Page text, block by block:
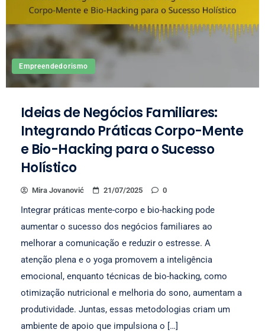
Empreendedorismo
Ideias de Negócios Familiares:
Integrando Práticas Corpo-Mente
e Bio-Hacking para o Sucesso
Holístico
Mira Jovanović 21/07/2025 0
Integrar práticas mente-corpo e bio-hacking pode
aumentar o sucesso dos negócios familiares ao
melhorar a comunicação e reduzir o estresse. A
atenção plena e o yoga promovem a inteligência
emocional, enquanto técnicas de bio-hacking, como
otimização nutricional e melhoria do sono, aumentam a
produtividade. Juntas, essas metodologias criam um
ambiente de apoio que impulsiona o […]